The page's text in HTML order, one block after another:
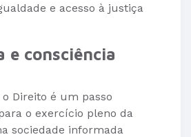
e acesso à justiça
e consciência
Direito é um passo
o exercício pleno da
sociedade informada